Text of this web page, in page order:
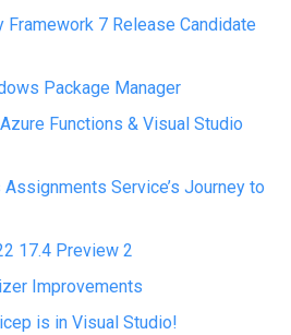
Framework 7 Release Candidate
Package Manager
Functions & Visual Studio
Service’s Journey to
17.4 Preview 2
Improvements
is in Visual Studio!